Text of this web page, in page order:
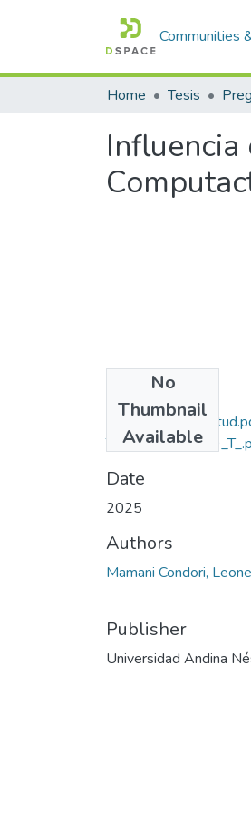
Communities
Home Tesis
No
Thumbnail
Available
Grado de
Date
2025
Authors
Mamani Condori,
Publisher
Universidad Andina